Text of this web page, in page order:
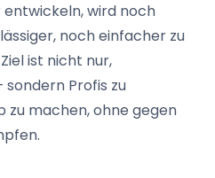
entwickeln, wird noch
noch einfacher zu
ist nicht nur,
Profis zu
zu machen, ohne gegen